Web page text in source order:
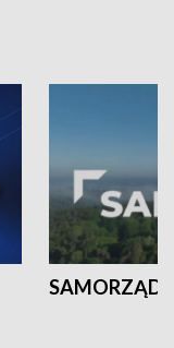
SAMORZĄD